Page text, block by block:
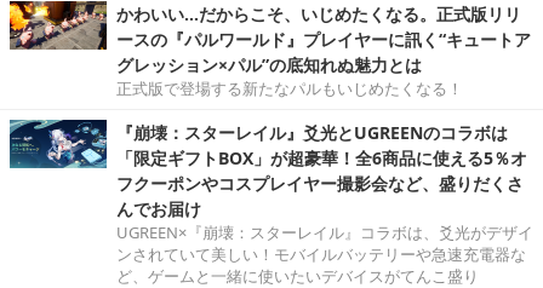
かわいい…だからこそ、いじめたくなる。正式版リリ
ースの『パルワールド』プレイヤーに訊く“キュートア
グレッション×パル”の底知れぬ魅力とは
正式版で登場する新たなパルもいじめたくなる！
『崩壊：スターレイル』爻光とUGREENのコラボは
「限定ギフトBOX」が超豪華！全6商品に使える5％オ
フクーポンやコスプレイヤー撮影会など、盛りだくさ
んでお届け
UGREEN×『崩壊：スターレイル』コラボは、爻光がデザイ
ンされていて美しい！モバイルバッテリーや急速充電器な
ど、ゲームと一緒に使いたいデバイスがてんこ盛り